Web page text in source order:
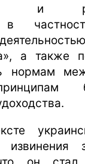
и
в
а также
нормам
извинения